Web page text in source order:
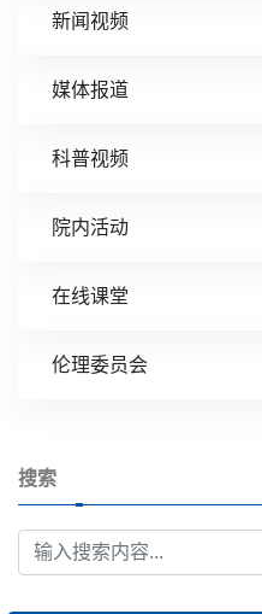
新闻视频
媒体报道
科普视频
院内活动
在线课堂
伦理委员会
搜索